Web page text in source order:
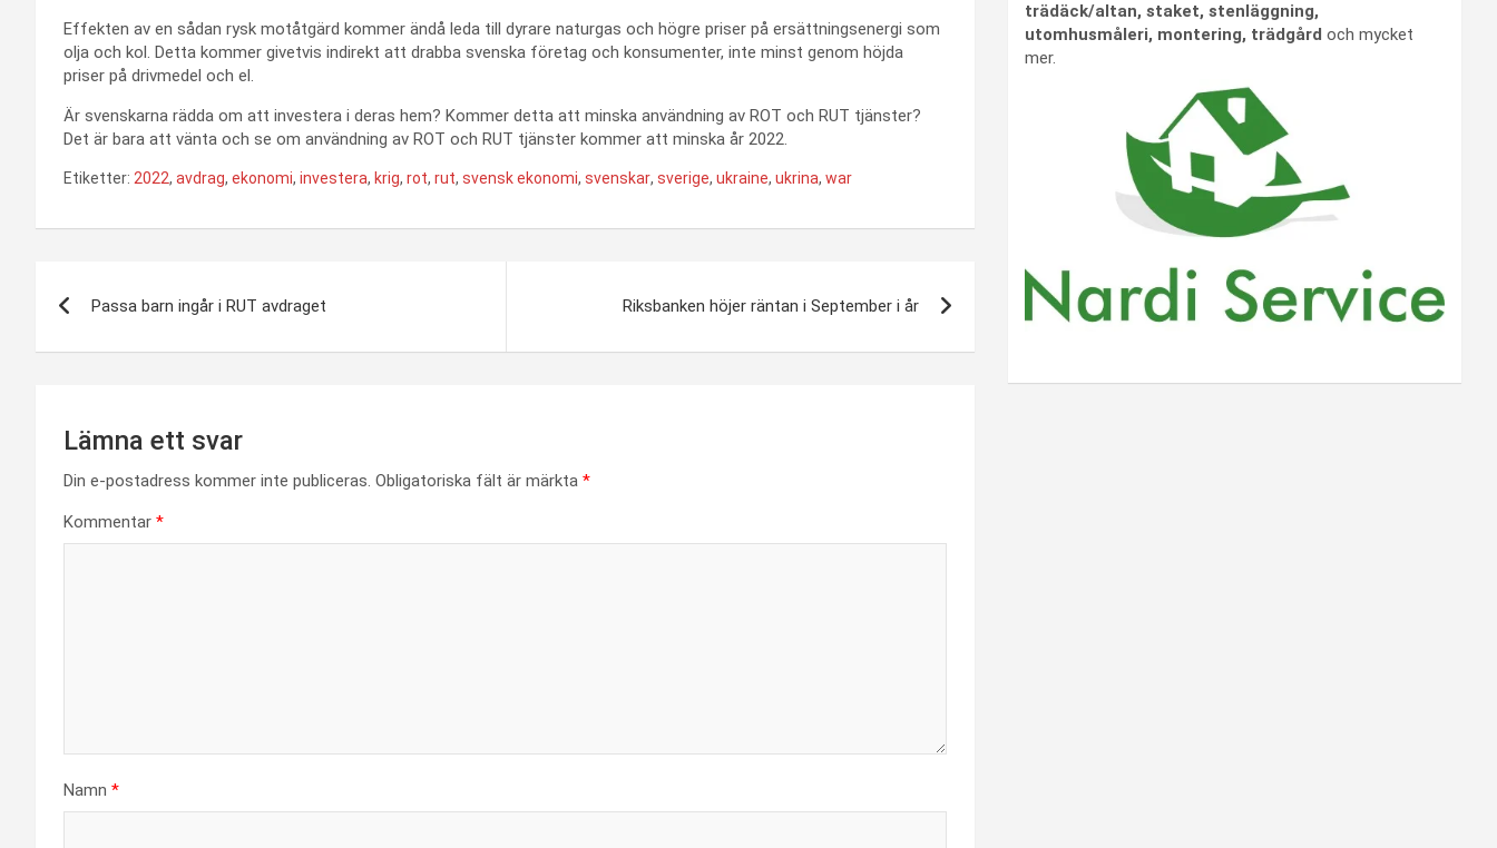
Effekten av en sådan rysk motåtgärd kommer ändå leda till dyrare naturgas och högre priser på ersättningsenergi som
olja och kol. Detta kommer givetvis indirekt att drabba svenska företag och konsumenter, inte minst genom höjda
priser på drivmedel och el.
Är svenskarna rädda om att investera i deras hem? Kommer detta att minska användning av ROT och RUT tjänster?
Det är bara att vänta och se om användning av ROT och RUT tjänster kommer att minska år 2022.
Etiketter: 2022, avdrag, ekonomi, investera, krig, rot, rut, svensk ekonomi, svenskar, sverige, ukraine, ukrina, war
Passa barn ingår i RUT avdraget Riksbanken höjer räntan i September i år
Lämna ett svar
Din e-postadress kommer inte publiceras. Obligatoriska fält är märkta *
Kommentar *
Namn *
trädäck/altan, staket, stenläggning,
utomhusmåleri, montering, trädgårdoch mycket
mer.